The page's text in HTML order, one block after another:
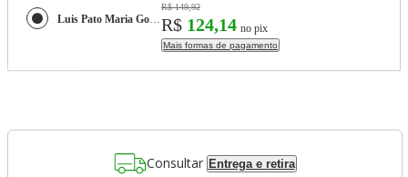
Luis Pato Maria Gomes 2024 (Luis Pato) 750ml
R$ 149,92
R$ 124,14 no pix
Mais formas de pagamento
Consultar Entrega e retira